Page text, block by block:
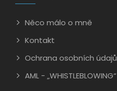
Něco málo o mně
Kontakt
Ochrana osobních údajů
AML - „WHISTLEBLOWING“